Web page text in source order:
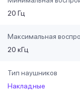
20 Гц
Максимальная
20 кГц
Тип наушников
Накладные